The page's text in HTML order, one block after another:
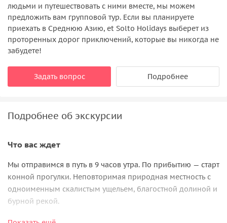
людьми и путешествовать с ними вместе, мы можем
предложить вам групповой тур. Если вы планируете
приехать в Среднюю Азию, et Solto Holidays выберет из
проторенных дорог приключений, которые вы никогда не
забудете!
Задать вопрос Подробнее
Подробнее об экскурсии
Что вас ждет
Мы отправимся в путь в 9 часов утра. По прибытию — старт
конной прогулки. Неповторимая природная местность с
одноименным скалистым ущельем, благостной долиной и
бурной рекой.
В природном парке произрастают душистые цветы и